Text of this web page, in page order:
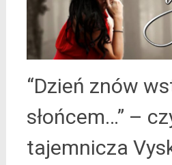
“Dzień znów
słońcem…” –
tajemnicza